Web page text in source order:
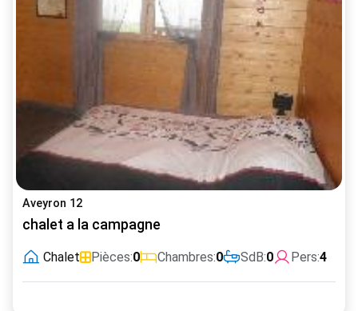
Aveyron 12
chalet a la campagne
Chalet Pièces:0 Chambres:0 SdB:0 Pers:4